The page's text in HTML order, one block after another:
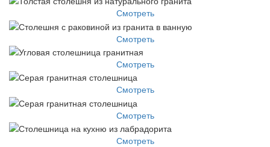
Смотреть
Смотреть
Смотреть
Смотреть
Смотреть
Смотреть